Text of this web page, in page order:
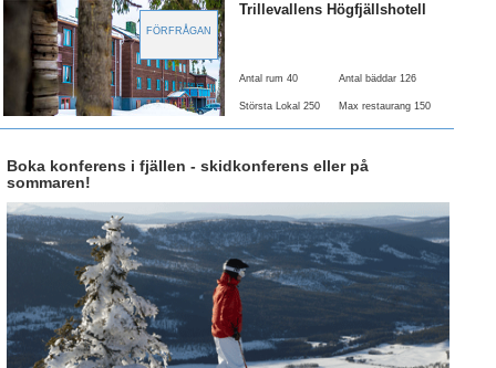
FÖRFRÅGAN
Trillevallens Högfjällshotell
Antal rum 40 Antal bäddar 126
Största Lokal 250 Max restaurang 150
Boka konferens i fjällen - skidkonferens eller på
sommaren!